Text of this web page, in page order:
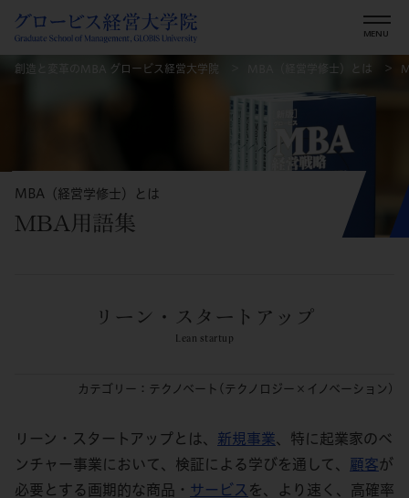
創造と変革のMBA グロービス経営大学院 MBA（経営学修士）とは
MBA（経営学修士）とは
MBA用語集
カテゴリー：テクノベート(テクノロジー×イノベーション)
リーン・スタートアップ
Lean startup
リーン・スタートアップとは、 新規事業 、特に起業家のベ
ンチャー事業において、検証による学びを通して、
顧客が
必要とする画期的な商品・ サービス を、より速く、高確率